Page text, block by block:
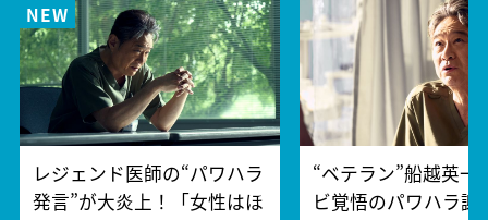
レジェンド医師の“パワハラ
発言”が大炎上！「女性はほ
“ベテラン”船越英一
ビ覚悟のパワハラ謝